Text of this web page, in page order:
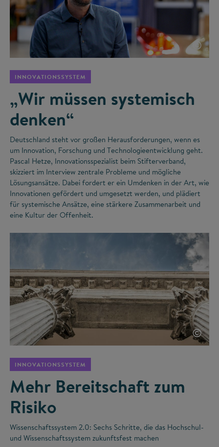
©
INNOVATIONSSYSTEM
„Wir müssen systemisch
denken“
Deutschland steht vor großen Herausforderungen, wenn es
um Innovation, Forschung und Technologieentwicklung geht.
Pascal Hetze, Innovationsspezialist beim Stifterverband,
skizziert im Interview zentrale Probleme und mögliche
Lösungsansätze. Dabei fordert er ein Umdenken in der Art, wie
Innovationen gefördert und umgesetzt werden, und plädiert
für systemische Ansätze, eine stärkere Zusammenarbeit und
eine Kultur der Offenheit.
©
INNOVATIONSSYSTEM
Mehr Bereitschaft zum
Risiko
Wissenschaftssystem 2.0: Sechs Schritte, die das Hochschul-
und Wissenschaftssystem zukunftsfest machen